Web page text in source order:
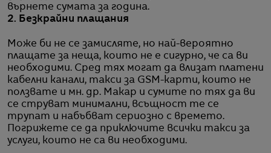
върнете сумата за година.
2. Безкрайни плащания
Може би не се замисляте, но най-вероятно
плащате за неща, които не е сигурно, че са ви
необходими. Сред тях могат да влизат платени
кабелни канали, такси за GSM-карти, които не
ползвате и мн. др. Макар и сумите по тях да ви
се струват минимални, всъщност те се
трупат и набъбват сериозно с времето.
Погрижете се да приключите всички такси за
услуги, които не са ви необходими.